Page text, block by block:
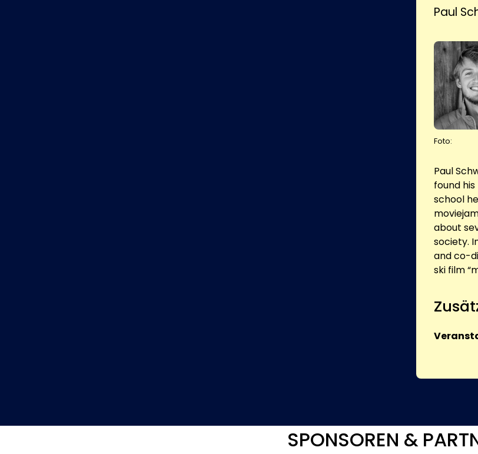
Paul
Foto:
Paul
found
school
about
society.
and co-
ski film
SPONSOREN &